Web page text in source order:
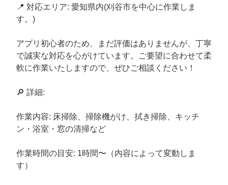
📍 対応エリア: 愛知県内(刈谷市を中心に作業しま
す。)
アプリ初心者のため、まだ評価はありませんが、丁寧
で誠実な対応を心がけています。ご要望に合わせて柔
軟に作業いたしますので、ぜひご相談ください！
🔎 詳細:
作業内容: 床掃除、掃除機がけ、拭き掃除、キッチ
ン・浴室・窓の清掃など
作業時間の目安: 1時間〜（内容によって変動しま
す）